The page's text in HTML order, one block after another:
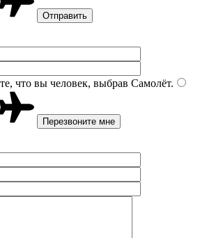
что вы человек, выбрав Самолёт.